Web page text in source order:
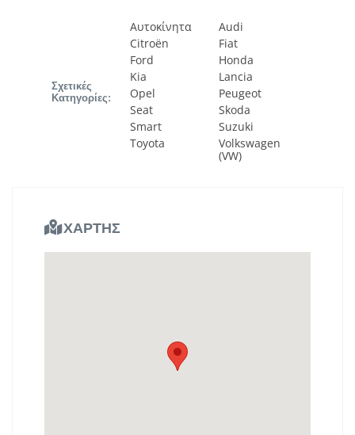
Σχετικές
Κατηγορίες:
Αυτοκίνητα
Audi
Citroën
Fiat
Ford
Honda
Kia
Lancia
Opel
Peugeot
Seat
Skoda
Smart
Suzuki
Toyota
Volkswagen
(VW)
ΧΑΡΤΗΣ